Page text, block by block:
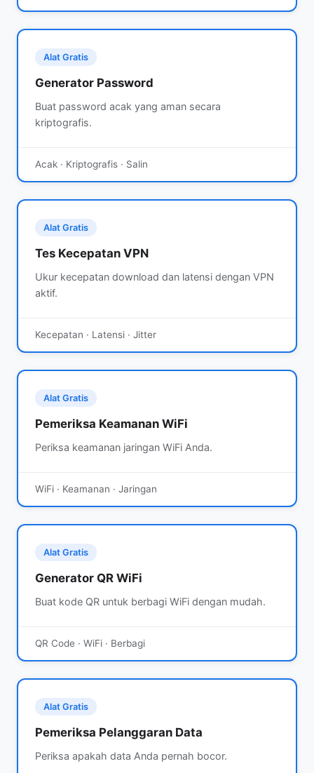
Alat Gratis
Generator Password
Buat password acak yang aman secara
kriptografis.
Acak · Kriptografis · Salin
Alat Gratis
Tes Kecepatan VPN
Ukur kecepatan download dan latensi dengan VPN
aktif.
Kecepatan · Latensi · Jitter
Alat Gratis
Pemeriksa Keamanan WiFi
Periksa keamanan jaringan WiFi Anda.
WiFi · Keamanan · Jaringan
Alat Gratis
Generator QR WiFi
Buat kode QR untuk berbagi WiFi dengan mudah.
QR Code · WiFi · Berbagi
Alat Gratis
Pemeriksa Pelanggaran Data
Periksa apakah data Anda pernah bocor.